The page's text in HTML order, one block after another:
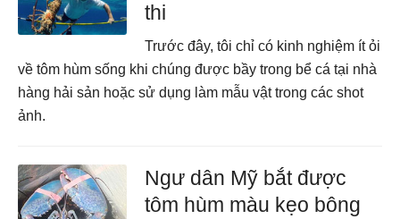
thi
Trước đây, tôi chỉ có kinh nghiệm ít ỏi
về tôm hùm sống khi chúng được bầy trong bể cá tại nhà
hàng hải sản hoặc sử dụng làm mẫu vật trong các shot
ảnh.
Ngư dân Mỹ bắt được
tôm hùm màu kẹo bông